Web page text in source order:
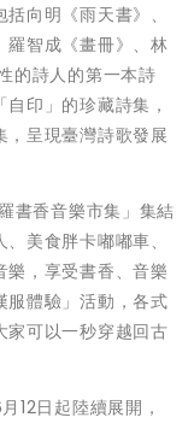
向明《雨天書》、
羅智成《畫冊》、林
的詩人的第一本詩
印」的珍藏詩集，
，呈現臺灣詩歌發展
書香音樂市集」集結
美食胖卡嘟嘟車、
，享受書香、音樂
服體驗」活動，各式
家可以一秒穿越回古
12日起陸續展開，